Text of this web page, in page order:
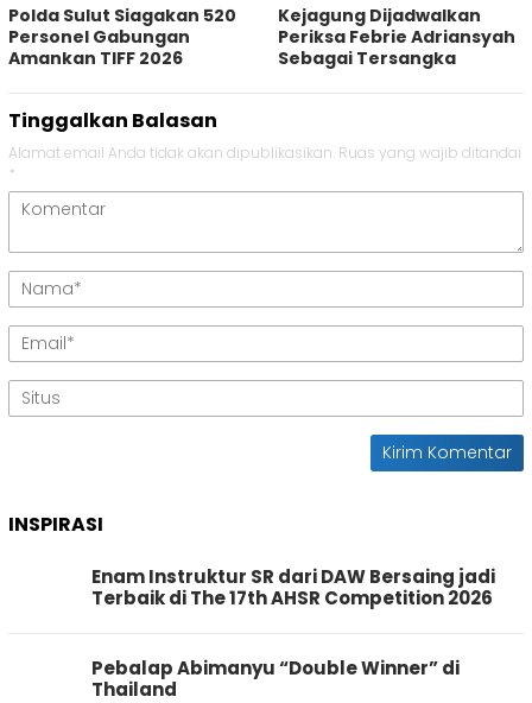
Polda Sulut Siagakan 520
Personel Gabungan
Amankan TIFF 2026
Kejagung Dijadwalkan
Periksa Febrie Adriansyah
Sebagai Tersangka
Tinggalkan Balasan
Alamat email Anda tidak akan dipublikasikan. Ruas yang wajib ditandai
*
INSPIRASI
Enam Instruktur SR dari DAW Bersaing jadi
Terbaik di The 17th AHSR Competition 2026
Pebalap Abimanyu “Double Winner” di
Thailand